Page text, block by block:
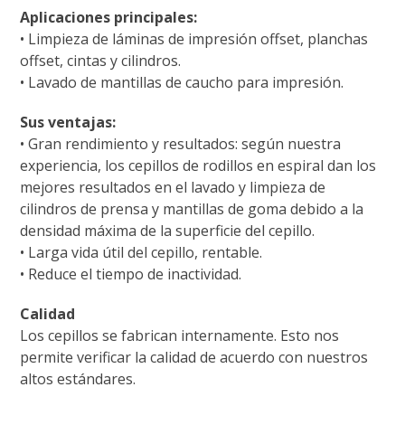
Aplicaciones principales:
• Limpieza de láminas de impresión offset, planchas
offset, cintas y cilindros.
• Lavado de mantillas de caucho para impresión.
Sus ventajas:
• Gran rendimiento y resultados: según nuestra
experiencia, los cepillos de rodillos en espiral dan los
mejores resultados en el lavado y limpieza de
cilindros de prensa y mantillas de goma debido a la
densidad máxima de la superficie del cepillo.
• Larga vida útil del cepillo, rentable.
• Reduce el tiempo de inactividad.
Calidad
Los cepillos se fabrican internamente. Esto nos
permite verificar la calidad de acuerdo con nuestros
altos estándares.